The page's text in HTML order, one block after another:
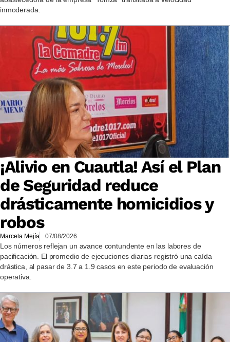
inmoderada.
¡Alivio en Cuautla! Así el Plan
de Seguridad reduce
drásticamente homicidios y
robos
Marcela Mejía 07/08/2026
Los números reflejan un avance contundente en las labores de
pacificación. El promedio de ejecuciones diarias registró una caída
drástica, al pasar de 3.7 a 1.9 casos en este periodo de evaluación
operativa.